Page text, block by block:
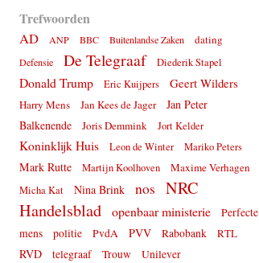
Trefwoorden
AD
ANP BBC Buitenlandse Zaken dating
Defensie De Telegraaf Diederik Stapel
Donald Trump Eric Kuijpers Geert Wilders
Harry Mens Jan Kees de Jager
Jan Peter
Balkenende
Joris Demmink Jort Kelder
Koninklijk Huis Leon de Winter Mariko Peters
Mark Rutte Martijn Koolhoven Maxime Verhagen
Micha Kat Nina Brink nos
NRC
Handelsblad
openbaar ministerie
Perfecte
mens
politie PvdA PVV Rabobank RTL
RVD telegraaf Trouw Unilever